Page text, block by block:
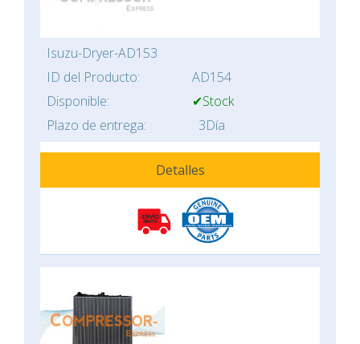
Isuzu-Dryer-AD153
ID del Producto:
AD154
Disponible:
✔Stock
Plazo de entrega:
3Día
Detalles